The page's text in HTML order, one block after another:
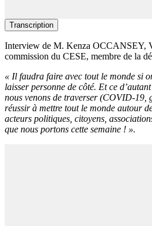
Transcription
Interview de M. Kenza OCCANSEY,
commission du CESE, membre de la
« Il faudra faire avec tout le monde si
laisser personne de côté. Et ce
nous venons de traverser (COVID-19,
réussir à mettre tout le monde autour
acteurs politiques, citoyens,
que nous portons cette semaine ! ».